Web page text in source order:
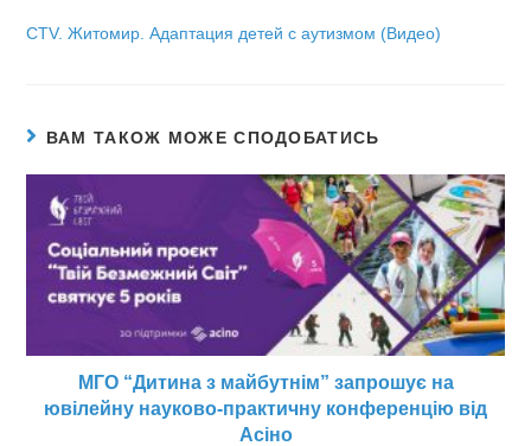
СTV. Житомир. Адаптация детей с аутизмом (Видео)
ВАМ ТАКОЖ МОЖЕ СПОДОБАТИСЬ
МГО “Дитина з майбутнім” запрошує на
ювілейну науково-практичну конференцію від
Асіно